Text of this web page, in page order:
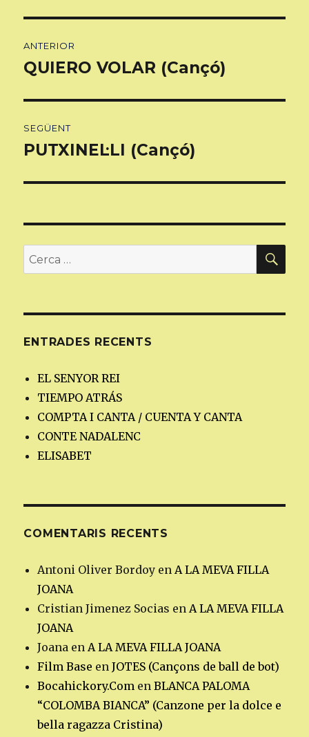
d'entrades
ANTERIOR
Entrada
QUIERO VOLAR (Cançó)
SEGÜENT
Entrada
PUTXINEL·LI (Cançó)
Cerca:
ENTRADES RECENTS
EL SENYOR REI
TIEMPO ATRÁS
COMPTA I CANTA / CUENTA Y CANTA
CONTE NADALENC
ELISABET
COMENTARIS RECENTS
Antoni Oliver Bordoy en A LA MEVA FILLA
JOANA
Cristian Jimenez Socias en A LA MEVA FILLA
JOANA
Joana en A LA MEVA FILLA JOANA
Film Base enJOTES (Cançons de ball de bot)
Bocahickory.Com enBLANCA PALOMA
“COLOMBA BIANCA” (Canzone per la dolce e
bella ragazza Cristina)